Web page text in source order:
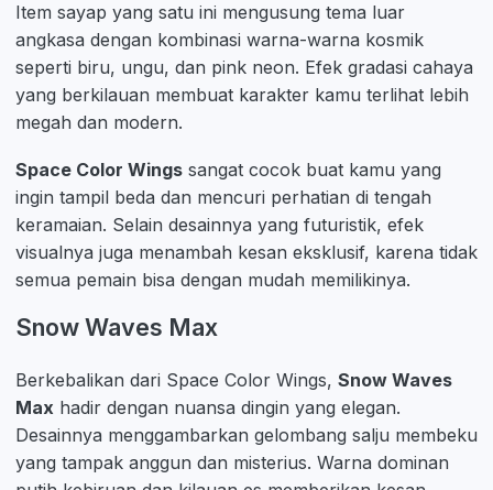
Item sayap yang satu ini mengusung tema luar
angkasa dengan kombinasi warna-warna kosmik
seperti biru, ungu, dan pink neon. Efek gradasi cahaya
yang berkilauan membuat karakter kamu terlihat lebih
megah dan modern.
Space Color Wings sangat cocok buat kamu yang
ingin tampil beda dan mencuri perhatian di tengah
keramaian. Selain desainnya yang futuristik, efek
visualnya juga menambah kesan eksklusif, karena tidak
semua pemain bisa dengan mudah memilikinya.
Snow Waves Max
Berkebalikan dari Space Color Wings, Snow Waves
Max hadir dengan nuansa dingin yang elegan.
Desainnya menggambarkan gelombang salju membeku
yang tampak anggun dan misterius. Warna dominan